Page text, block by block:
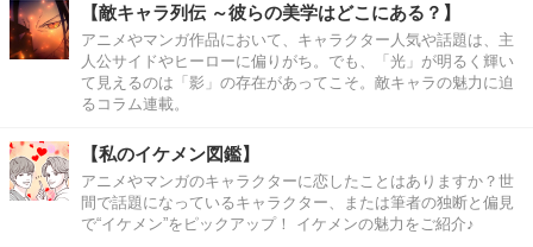
【敵キャラ列伝 ～彼らの美学はどこにある？】
アニメやマンガ作品において、キャラクター人気や話題は、主
人公サイドやヒーローに偏りがち。でも、「光」が明るく輝い
て見えるのは「影」の存在があってこそ。敵キャラの魅力に迫
るコラム連載。
【私のイケメン図鑑】
アニメやマンガのキャラクターに恋したことはありますか？世
間で話題になっているキャラクター、または筆者の独断と偏見
で“イケメン”をピックアップ！ イケメンの魅力をご紹介♪